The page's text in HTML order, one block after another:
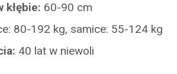
kłębie: 60-90 cm
80-192 kg, samice: 55-124 kg
40 lat w niewoli